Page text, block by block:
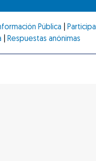
Pública
Participa
Respuestas anónimas